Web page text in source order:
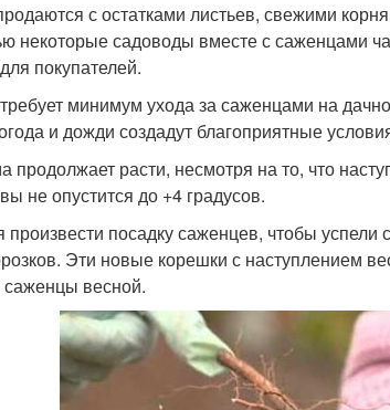
с остатками листьев, свежими
некоторые садоводы вместе с саженцами
покупателей.
минимум ухода за саженцами на
и дожди создадут благоприятные
продолжает расти, несмотря на то, что
не опустится до +4 градусов.
произвести посадку саженцев, чтобы
Эти новые корешки с наступлением
весной.